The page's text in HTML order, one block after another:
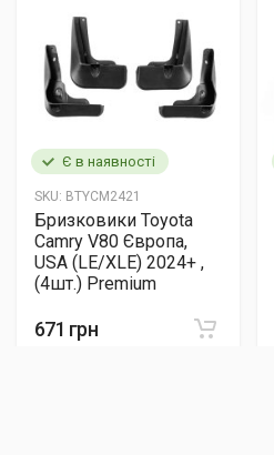
Є в наявності
SKU: BTYCM2421
Бризковики Toyota
Camry V80 Європа,
USA (LE/XLE) 2024+ ,
(4шт.) Premium
671 грн